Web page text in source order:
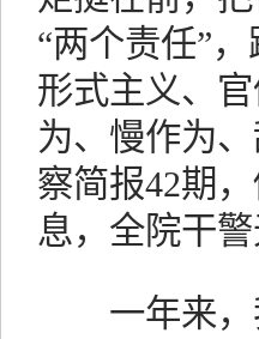
“两个责任”
形式主义、
为、慢作为
察简报42期
息，全院干警
一年来，我